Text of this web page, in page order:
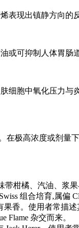
表现出镇静方向
或可抑制人体胃肠
细胞中氧化压力与
极高浓度或剂量
带柑橘、汽油、浆
组合培育,属偏
果香。使用者常描
Flame 杂交而来。